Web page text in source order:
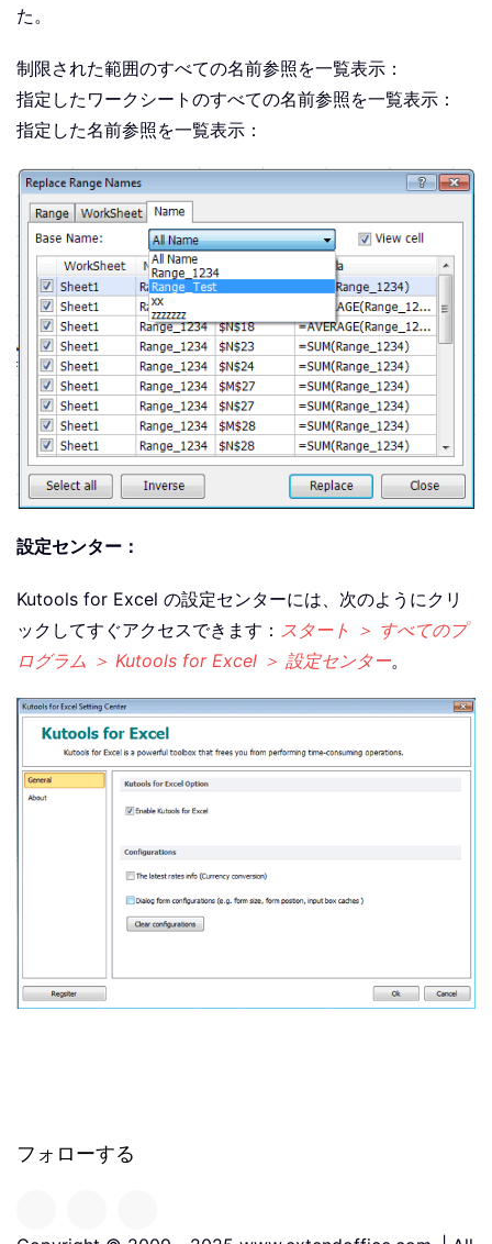
た。
制限された範囲のすべての名前参照を一覧表示：
指定したワークシートのすべての名前参照を一覧表示：
指定した名前参照を一覧表示：
設定センター：
Kutools for Excel の設定センターには、次のようにクリ
ックしてすぐアクセスできます： スタート ＞ すべてのプ
ログラム ＞ Kutools for Excel ＞ 設定センター。
フォローする